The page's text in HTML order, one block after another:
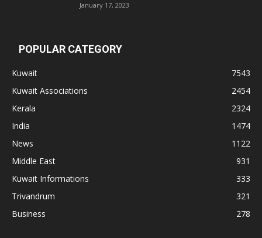
January 17, 2023
POPULAR CATEGORY
Kuwait
7543
Kuwait Associations
2454
Kerala
2324
India
1474
News
1122
Middle East
931
Kuwait Informations
333
Trivandrum
321
Business
278